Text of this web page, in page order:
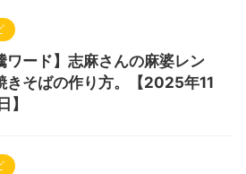
ワード】志麻さんの麻婆レン
きそばの作り方。【2025年11
】